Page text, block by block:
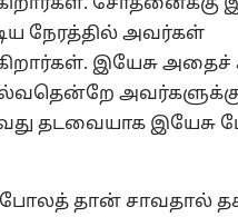
சோதனைக்கு
நேரத்தில் அவர்கள்
இயேசு அதைச்
தடவையாக இயேசு
தான் சாவதால்